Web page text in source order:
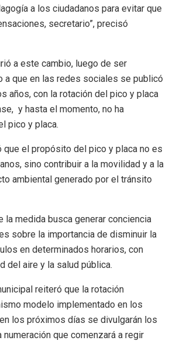
a los ciudadanos para evitar que
secretario”, precisó
a este cambio, luego de ser
a que en las redes sociales se publicó
años, con la rotación del pico y placa
y hasta el momento, no ha
pico y placa.
que el propósito del pico y placa no es
sino contribuir a la movilidad y a la
ambiental generado por el tránsito
la medida busca generar conciencia
sobre la importancia de disminuir la
en determinados horarios, con
del aire y la salud pública.
reiteró que la rotación
modelo implementado en los
los próximos días se divulgarán los
que comenzará a regir